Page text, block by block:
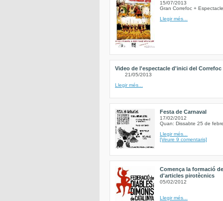
15/07/2013
Gran Correfoc +
Llegir més...
Video de l'espectacle d'inici del Correfoc
21/05/2013
Llegir més...
Festa de Carnaval
17/02/2012
Quan: Dissabte 25 de
Llegir més...
[Veure 9 comentaris]
Comença la formació
d'articles pirotècnics
05/02/2012
Llegir més...